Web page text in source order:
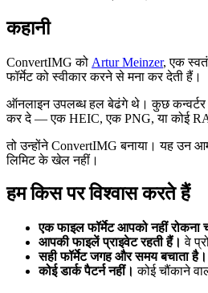
कहानी
ConvertIMG को Artur Meinzer, एक
फॉर्मेट को स्वीकार करने से मना कर देती हैं।
ऑनलाइन उपलब्ध हल बेढंगे थे। कुछ
कर दे — एक HEIC, एक PNG, या कोई
तो उन्होंने ConvertIMG बनाया। यह उन
लिमिट के खेल नहीं।
हम किस पर विश्वास करते हैं
एक फाइल फॉर्मेट आपको नहीं रोकना
आपकी फाइलें प्राइवेट रहती हैं। वे
सही फॉर्मेट जगह और समय बचाता है।
कोई डार्क पैटर्न नहीं। कोई चौंकाने